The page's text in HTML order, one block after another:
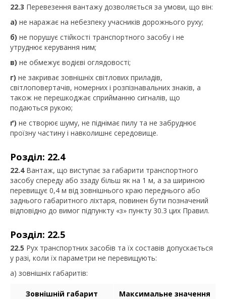
22.3 Перевезення вантажу дозволяється за умови, що він:
а) не наражає на небезпеку учасників дорожнього руху;
б) не порушує стійкості транспортного засобу і не
утруднює керування ним;
в) не обмежує водієві оглядовості;
г) не закриває зовнішніх світлових приладів,
світлоповертачів, номерних і розпізнавальних знаків, а
також не перешкоджає сприйманню сигналів, що
подаються рукою;
ґ) не створює шуму, не піднімає пилу та не забруднює
проїзну частину і навколишнє середовище.
Розділ: 22.4
22.4Вантаж, що виступає за габарити транспортного
засобу спереду або ззаду більш як на 1 м, а за шириною
перевищує 0,4 м від зовнішнього краю переднього або
заднього габаритного ліхтаря, повинен бути позначений
відповідно до вимог підпункту «з» пункту 30.3 цих Правил.
Розділ: 22.5
22.5 Рух транспортних засобів та їх составів допускається
у разі, коли їх параметри не перевищують:
а) зовнішніх габаритів:
Зовнішній габарит
Максимальне значення